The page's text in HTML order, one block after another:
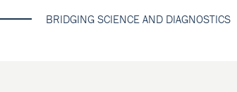
BRIDGING SCIENCE AND DIAGNOSTICS